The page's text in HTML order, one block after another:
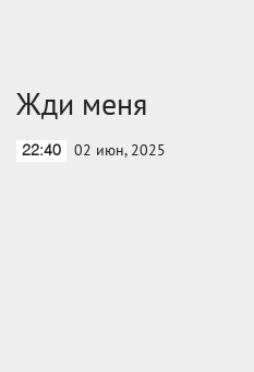
Жди меня
22:40 02 июн, 2025